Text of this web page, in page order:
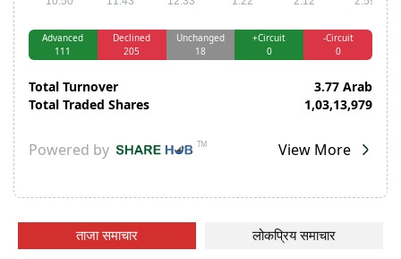
ताजा समाचार लोकप्रिय समाचार